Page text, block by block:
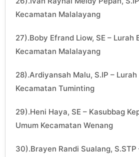
Kecamatan Malalayang
27).Boby Efrand Liow, SE – Lurah
Kecamatan Malalayang
28).Ardiyansah Malu, S.IP –
Kecamatan Tuminting
29).Heni Haya, SE – Kasubbag
Umum Kecamatan Wenang
30).Brayen Randi Sualang, S.STP